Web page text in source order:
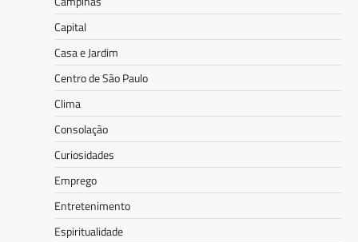
Capital
Casa e Jardim
Centro de São Paulo
Clima
Consolação
Curiosidades
Emprego
Entretenimento
Espiritualidade